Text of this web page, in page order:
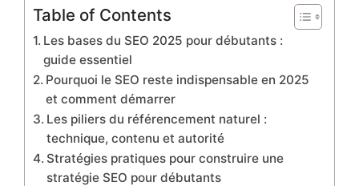
Table of Contents
Les bases du SEO 2025 pour débutants :
guide essentiel
Pourquoi le SEO reste indispensable en 2025
et comment démarrer
Les piliers du référencement naturel :
technique, contenu et autorité
Stratégies pratiques pour construire une
stratégie SEO pour débutants